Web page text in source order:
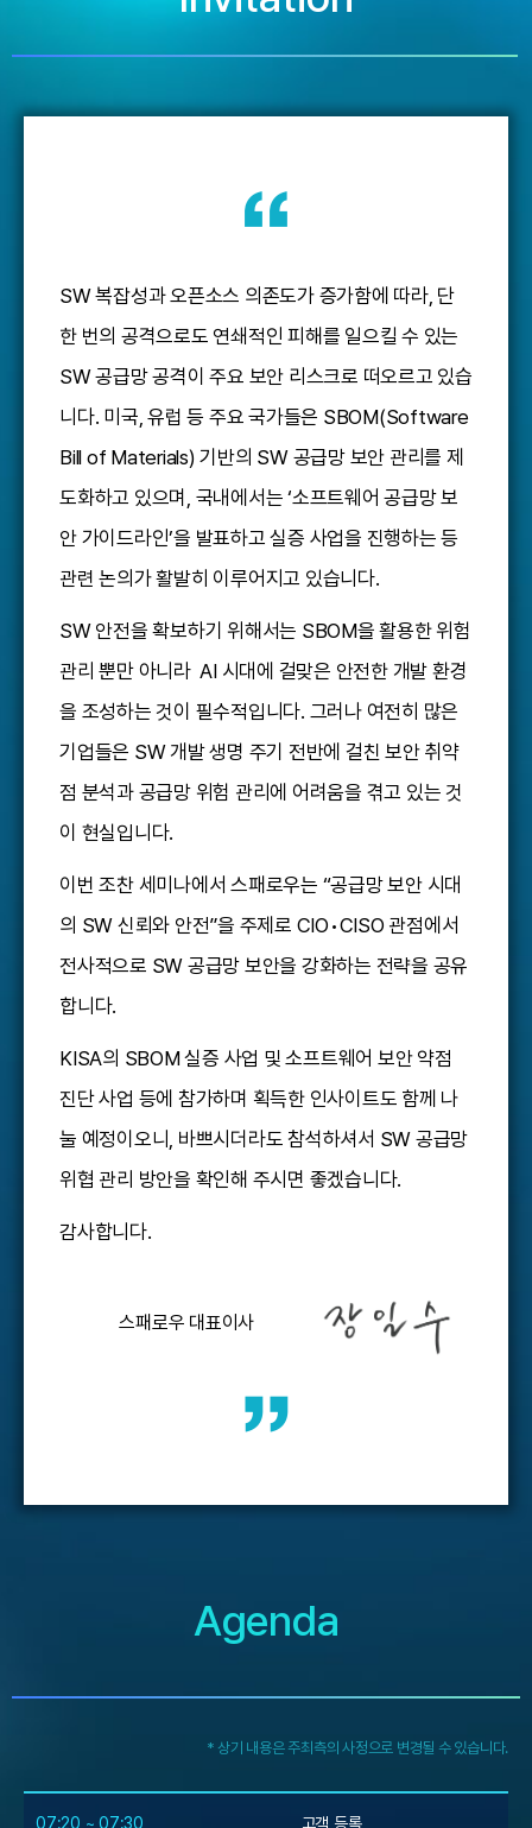
SW 복잡성과 오픈소스 의존도가 증가함에 따라, 단
한 번의 공격으로도 연쇄적인 피해를 일으킬 수 있는
SW 공급망 공격이 주요 보안 리스크로 떠오르고 있습
니다. 미국, 유럽 등 주요 국가들은 SBOM(Software
Bill of Materials) 기반의 SW 공급망 보안 관리를 제
도화하고 있으며, 국내에서는 ‘소프트웨어 공급망 보
안 가이드라인’을 발표하고 실증 사업을 진행하는 등
관련 논의가 활발히 이루어지고 있습니다.
SW 안전을 확보하기 위해서는 SBOM을 활용한 위험
관리 뿐만 아니라 AI 시대에 걸맞은 안전한 개발 환경
을 조성하는 것이 필수적입니다. 그러나 여전히 많은
기업들은 SW 개발 생명 주기 전반에 걸친 보안 취약
점 분석과 공급망 위험 관리에 어려움을 겪고 있는 것
이 현실입니다.
이번 조찬 세미나에서 스패로우는 “공급망 보안 시대
의 SW 신뢰와 안전”을 주제로 CIO•CISO 관점에서
전사적으로 SW 공급망 보안을 강화하는 전략을 공유
합니다.
KISA의 SBOM 실증 사업 및 소프트웨어 보안 약점
진단 사업 등에 참가하며 획득한 인사이트도 함께 나
눌 예정이오니, 바쁘시더라도 참석하셔서 SW 공급망
위협 관리 방안을 확인해 주시면 좋겠습니다.
감사합니다.
스패로우 대표이사
Agenda
* 상기 내용은 주최측의 사정으로 변경될 수 있습니다.
07:20 ~ 07:30 고객 등록